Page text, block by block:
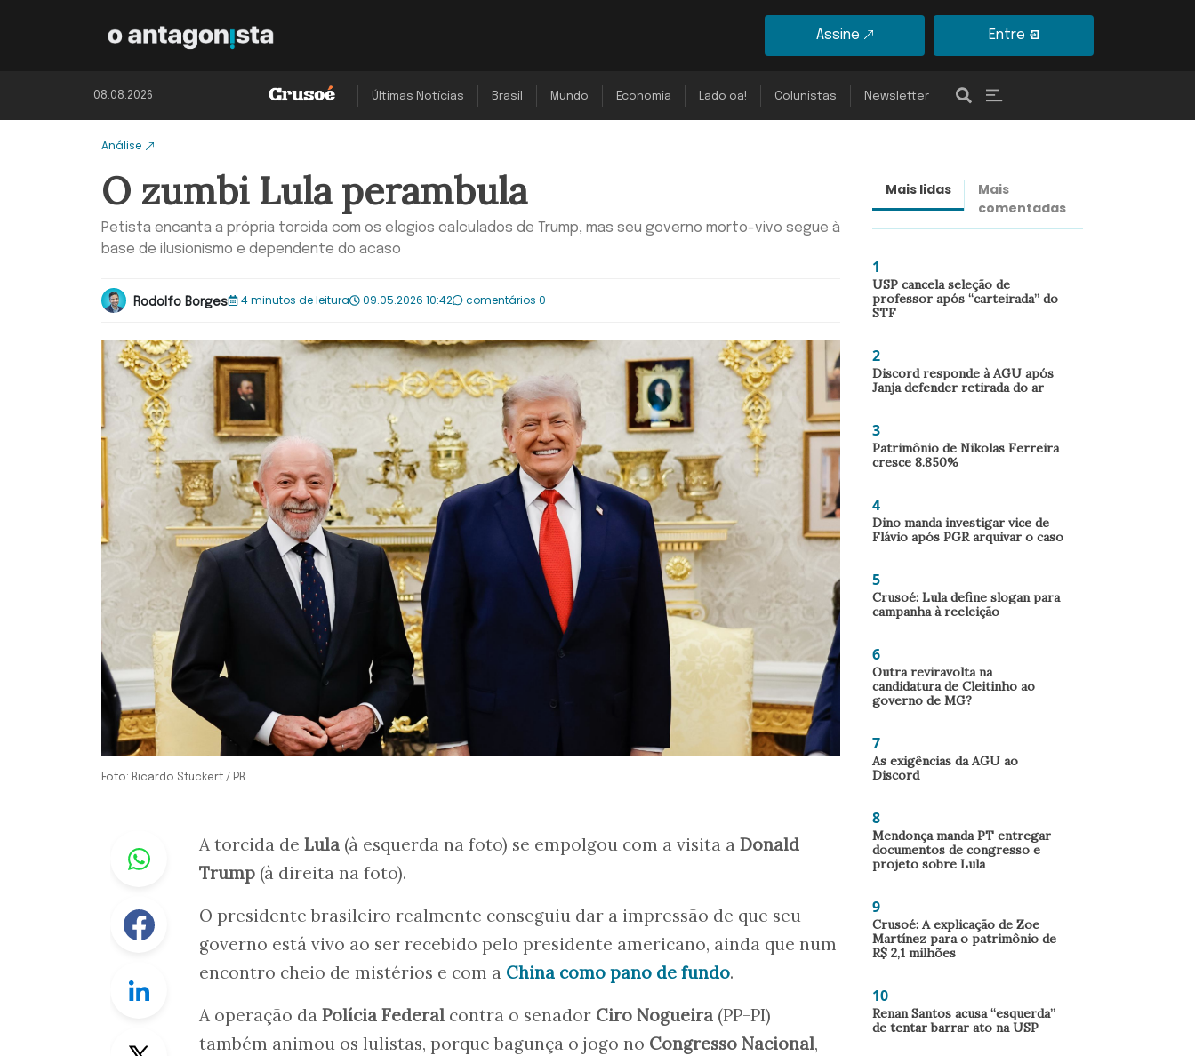
Assine Entre
08.08.2026 Últimas Notícias Brasil Mundo Economia Lado oa! Colunistas Newsletter
Análise
O zumbi Lula perambula
Petista encanta a própria torcida com os elogios calculados de Trump, mas seu governo morto-vivo segue à
base de ilusionismo e dependente do acaso
Rodolfo Borges 4 minutos de leitura 09.05.2026 10:42 comentários 0
Foto: Ricardo Stuckert / PR
Whastapp
Facebook
Linkedin
Twitter
A torcida de Lula (à esquerda na foto) se empolgou com a visita a Donald
Trump (à direita na foto).
O presidente brasileiro realmente conseguiu dar a impressão de que seu
governo está vivo ao ser recebido pelo presidente americano, ainda que num
encontro cheio de mistérios e com a China como pano de fundo.
A operação da Polícia Federal contra o senador Ciro Nogueira (PP-PI)
também animou os lulistas, porque bagunça o jogo no Congresso Nacional,
Mais lidas
Mais
comentadas
1
USP cancela seleção de
professor após “carteirada” do
STF
2
Discord responde à AGU após
Janja defender retirada do ar
3
Patrimônio de Nikolas Ferreira
cresce 8.850%
4
Dino manda investigar vice de
Flávio após PGR arquivar o caso
5
Crusoé: Lula define slogan para
campanha à reeleição
6
Outra reviravolta na
candidatura de Cleitinho ao
governo de MG?
7
As exigências da AGU ao
Discord
8
Mendonça manda PT entregar
documentos de congresso e
projeto sobre Lula
9
Crusoé: A explicação de Zoe
Martínez para o patrimônio de
R$ 2,1 milhões
10
Renan Santos acusa “esquerda”
de tentar barrar ato na USP